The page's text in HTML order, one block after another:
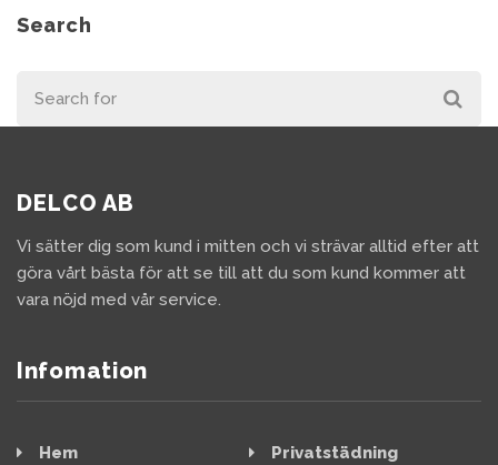
Search
DELCO AB
Vi sätter dig som kund i mitten och vi strävar alltid efter att
göra vårt bästa för att se till att du som kund kommer att
vara nöjd med vår service.
Infomation
Hem
Privatstädning